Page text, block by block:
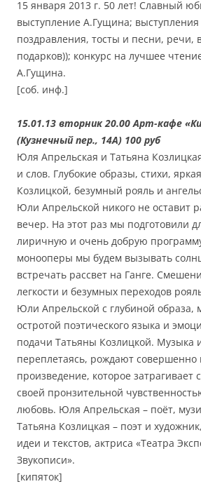
15 января 2013 г. 50 лет! Славный
выступление А.Гущина; выступления
поздравления, тосты и песни, речи,
подарков)); конкурс на лучшее
А.Гущина.
[соб. инф.]
15.01.13 вторник 20.00 Арт-кафе
(Кузнечный пер., 14А) 100 руб
Юля Апрельская и Татьяна
и слов. Глубокие образы, стихи,
Козлицкой, безумный рояль и
Юли Апрельской никого не оставит
вечер. На этот раз мы подготовили
лиричную и очень добрую
монооперы мы будем вызывать
встречать рассвет на Ганге.
легкости и безумных переходов
Юли Апрельской с глубиной образа,
остротой поэтического языка и
подачи Татьяны Козлицкой. Музыка
переплетаясь, рождают совершенно
произведение, которое затрагивает
своей пронзительной
любовь. Юля Апрельская – поёт,
Татьяна Козлицкая – поэт и
идеи и текстов, актриса «Театра
Звукописи».
[кипяток]